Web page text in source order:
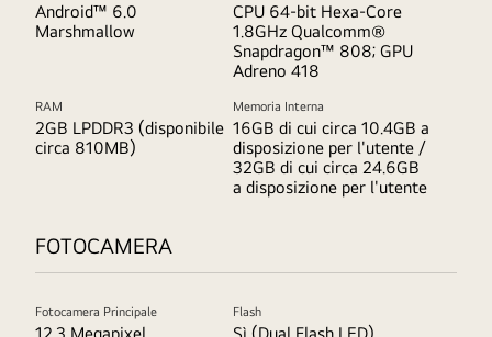
Android™ 6.0
Marshmallow
CPU 64-bit Hexa-Core
1.8GHz Qualcomm®
Snapdragon™ 808; GPU
Adreno 418
RAM
2GB LPDDR3 (disponibile
circa 810MB)
Memoria Interna
16GB di cui circa 10.4GB a
disposizione per l'utente /
32GB di cui circa 24.6GB
a disposizione per l'utente
FOTOCAMERA
Fotocamera Principale Flash